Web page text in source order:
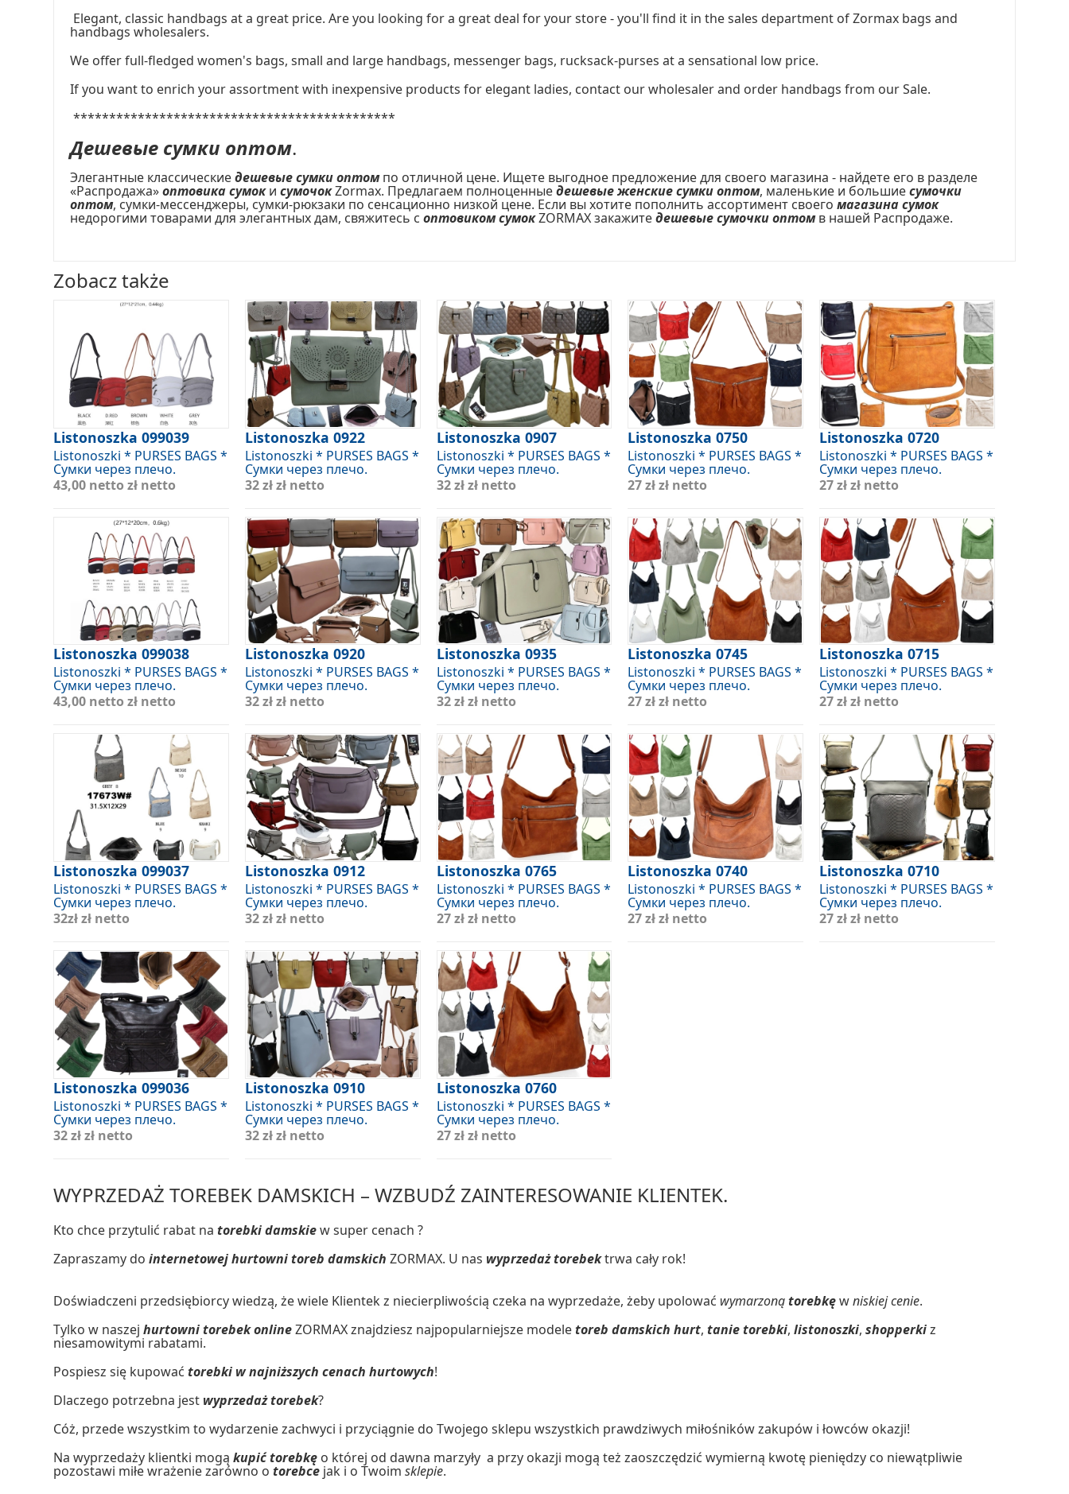
Elegant, classic handbags at a great price. Are you looking for a great deal for your store - you'll find it in the sales department of Zormax bags and
handbags wholesalers.
We offer full-fledged women's bags, small and large handbags, messenger bags, rucksack-purses at a sensational low price.
If you want to enrich your assortment with inexpensive products for elegant ladies, contact our wholesaler and order handbags from our Sale.
*********************************************
Дешевые сумки оптом.
Элегантные классическиедешевые сумки оптомпо отличной цене. Ищете выгодное предложение для своего магазина - найдете его в разделе
«Распродажа»оптовика сумокисумочокZormax. Предлагаем полноценныедешевые женские сумки оптом, маленькие и большиесумочки
оптом, сумки-мессенджеры, сумки-рюкзаки по сенсационно низкой цене. Если вы хотите пополнить ассортимент своегомагазина сумок
недорогими товарами для элегантных дам, свяжитесь соптовиком сумокZORMAX закажитедешевые сумочки оптомв нашей Распродаже.
Zobacz także
Listonoszka 099039
Listonoszki * PURSES BAGS *
Сумки через плечо.
43,00 nettozł netto
Listonoszka 099038
Listonoszki * PURSES BAGS *
Сумки через плечо.
43,00 nettozł netto
Listonoszka 099037
Listonoszki * PURSES BAGS *
Сумки через плечо.
32złzł netto
Listonoszka 099036
Listonoszki * PURSES BAGS *
Сумки через плечо.
32 złzł netto
Listonoszka 0922
Listonoszki * PURSES BAGS *
Сумки через плечо.
32 złzł netto
Listonoszka 0920
Listonoszki * PURSES BAGS *
Сумки через плечо.
32 złzł netto
Listonoszka 0912
Listonoszki * PURSES BAGS *
Сумки через плечо.
32 złzł netto
Listonoszka 0910
Listonoszki * PURSES BAGS *
Сумки через плечо.
32 złzł netto
Listonoszka 0907
Listonoszki * PURSES BAGS *
Сумки через плечо.
32 złzł netto
Listonoszka 0935
Listonoszki * PURSES BAGS *
Сумки через плечо.
32 złzł netto
Listonoszka 0765
Listonoszki * PURSES BAGS *
Сумки через плечо.
27 złzł netto
Listonoszka 0760
Listonoszki * PURSES BAGS *
Сумки через плечо.
27 złzł netto
Listonoszka 0750
Listonoszki * PURSES BAGS *
Сумки через плечо.
27 złzł netto
Listonoszka 0745
Listonoszki * PURSES BAGS *
Сумки через плечо.
27 złzł netto
Listonoszka 0740
Listonoszki * PURSES BAGS *
Сумки через плечо.
27 złzł netto
Listonoszka 0720
Listonoszki * PURSES BAGS *
Сумки через плечо.
27 złzł netto
Listonoszka 0715
Listonoszki * PURSES BAGS *
Сумки через плечо.
27 złzł netto
Listonoszka 0710
Listonoszki * PURSES BAGS *
Сумки через плечо.
27 złzł netto
WYPRZEDAŻ TOREBEK DAMSKICH – WZBUDŹ ZAINTERESOWANIE KLIENTEK.
Kto chce przytulić rabat natorebki damskiew super cenach ?
Zapraszamy dointernetowej hurtowni toreb damskich ZORMAX. U nas wyprzedaż torebektrwa cały rok!
Doświadczeni przedsiębiorcy wiedzą, że wiele Klientek z niecierpliwością czeka na wyprzedaże, żeby upolować wymarzonątorebkęwniskiej cenie.
Tylko w naszejhurtowni torebek onlineZORMAX znajdziesz najpopularniejsze modeletoreb damskich hurt,tanie torebki,listonoszki,shopperkiz
niesamowitymi rabatami.
Pospiesz się kupowaćtorebki w najniższych cenach hurtowych!
Dlaczego potrzebna jest wyprzedaż torebek?
Cóż, przede wszystkim to wydarzenie zachwyci i przyciągnie do Twojego sklepu wszystkich prawdziwych miłośników zakupów i łowców okazji!
Na wyprzedaży klientki mogąkupić torebkę o której od dawna marzyły a przy okazji mogą też zaoszczędzić wymierną kwotę pieniędzy co niewątpliwie
pozostawi miłe wrażenie zarówno otorebce jak i o Twoimsklepie.